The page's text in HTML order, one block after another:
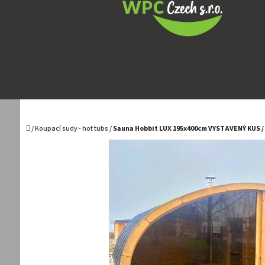
Domů
/Koupací sudy - hot tubs/ Sauna Hobbit LUX 195x400cm VYSTAVENÝ KUS /